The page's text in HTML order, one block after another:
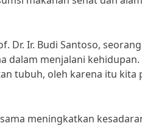
Dr. Ir. Budi Santoso,
dalam menjalani
tubuh, oleh karena itu
meningkatkan